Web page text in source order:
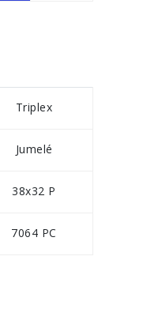
Triplex
Jumelé
38x32 P
7064 PC